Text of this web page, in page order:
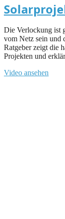
Die Verlockung ist
vom Netz sein und
Ratgeber zeigt die
Projekten und
Video ansehen